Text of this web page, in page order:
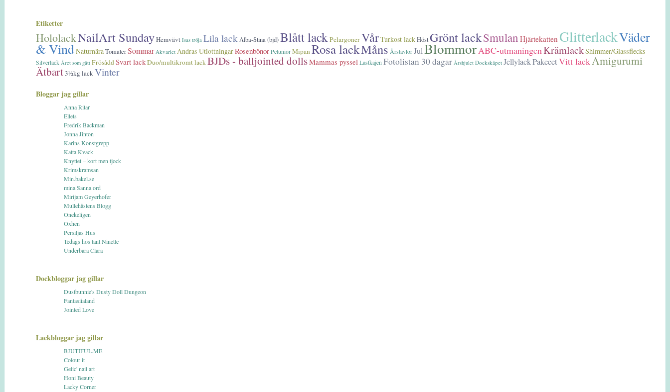
Etiketter
HololackNailArt SundayHemvävt Isas tröja Lila lackAlba-Stina (bjd)Blått lackPelargonerVårTurkost lackHöstGrönt lackSmulan Hjärtekatten GlitterlackVäder
& VindNaturnäraTomaterSommar Akvariet Andras UtlottningarRosenbönorPetuniorMipanRosa lackMåns ÅrstavlorJulBlommorABC-utmaningenKrämlackShimmer/Glassflecks
Silverlack Året som gått FrösåddSvart lackDuo/multikromt lackBJDs - balljointed dollsMammas pysselLastkajen Fotolistan 30 dagar Årshjulet Dockskåpet JellylackPakeeetVitt lackAmigurumi
Ätbart3½kg lackVinter
Bloggar jag gillar
Anna Ritar
Ellets
Fredrik Backman
Jonna Jinton
Karins Konstgrepp
Katta Kvack
Knyttet – kort men tjock
Krimskramsan
Min.bakel.se
mina Sanna ord
Mirijam Geyerhofer
Mullehästens Blogg
Onekeligen
Oxhen
Persiljas Hus
Tedags hos tant Ninette
Underbara Clara
Dockbloggar jag gillar
Dustbunnie's Dusty Doll Dungeon
Fantasiialand
Jointed Love
Lackbloggar jag gillar
BJUTIFUL.ME
Colour it
Gelic' nail art
Honi Beauty
Lacky Corner